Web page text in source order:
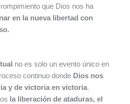
que Dios nos ha
en la nueva libertad con
no es solo un evento único en
continuo donde Dios nos
y de victoria en victoria.
la liberación de ataduras, el